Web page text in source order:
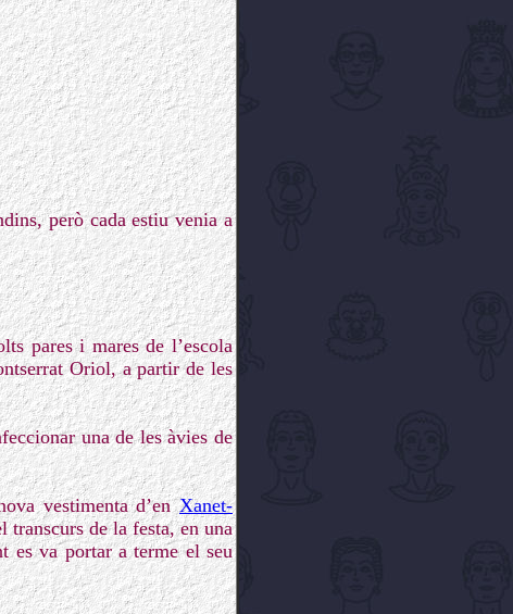
però cada estiu venia a
pares i mares de l’escola
Oriol, a partir de les
una de les àvies de
vestimenta d’enXanet-
transcurs de la festa, en una
es va portar a terme el seu